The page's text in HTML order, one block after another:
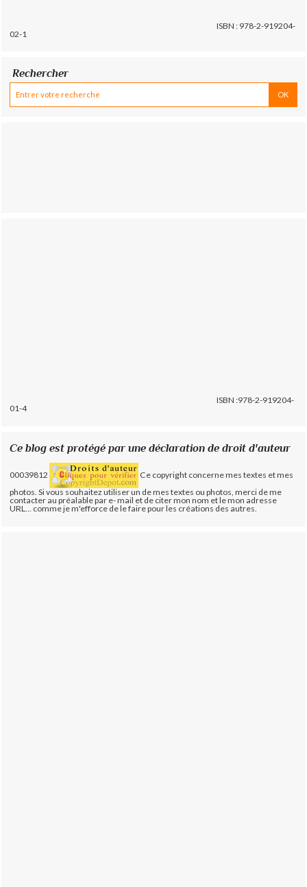
ISBN : 978-2-919204-
02-1
Rechercher
ISBN :978-2-919204-
01-4
Ce blog est protégé par une déclaration de droit d'auteur
00039812
Ce copyright concerne mes textes et mes
photos. Si vous souhaitez utiliser un de mes textes ou photos, merci de me
contacter au préalable par e- mail et de citer mon nom et le mon adresse
URL... comme je m'efforce de le faire pour les créations des autres.